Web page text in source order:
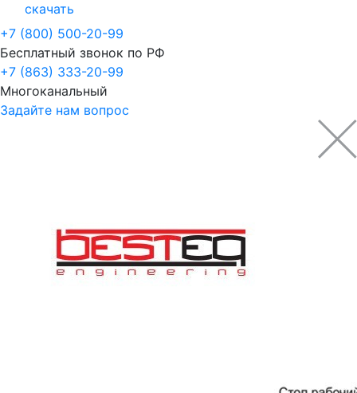
скачать
+7 (800) 500-20-99
Бесплатный звонок по РФ
+7 (863) 333-20-99
Многоканальный
Задайте нам вопрос